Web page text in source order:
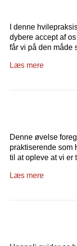
I denne
dybere accept af
får vi på den måde
Læs mere
Denne øvelse
praktiserende som
til at opleve at vi er
Læs mere